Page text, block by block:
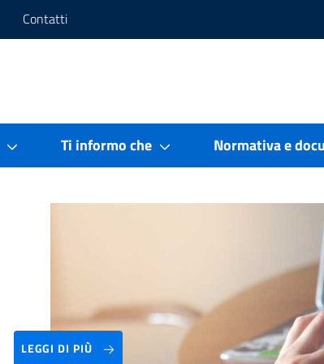
Contatti
Ti informo che Normativa e
LEGGI DI PIÙ